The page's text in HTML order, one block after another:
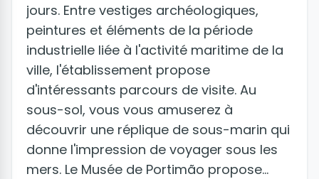
jours. Entre vestiges archéologiques,
peintures et éléments de la période
industrielle liée à l'activité maritime de la
ville, l'établissement propose
d'intéressants parcours de visite. Au
sous-sol, vous vous amuserez à
découvrir une réplique de sous-marin qui
donne l'impression de voyager sous les
mers. Le Musée de Portimão propose